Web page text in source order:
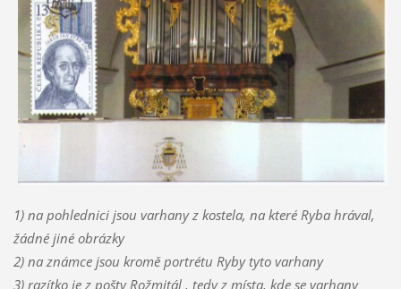
1) na pohlednici jsou varhany z kostela, na které Ryba hrával,
žádné jiné obrázky
2) na známce jsou kromě portrétu Ryby tyto varhany
3) razítko je z pošty Rožmitál , tedy z místa, kde se varhany